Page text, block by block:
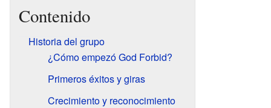
Contenido
Historia del grupo
¿Cómo empezó God Forbid?
Primeros éxitos y giras
Crecimiento y reconocimiento